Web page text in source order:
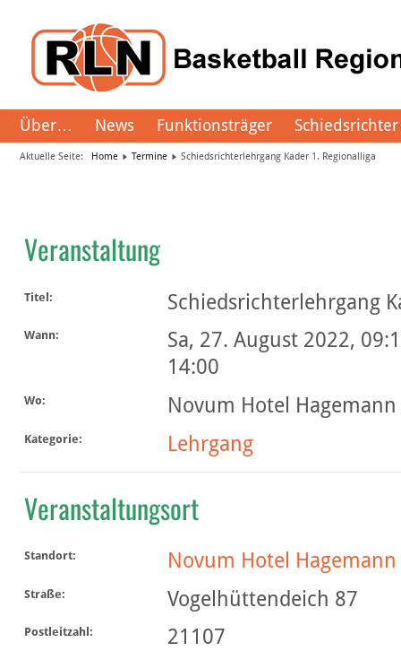
Über… News Funktionsträger Schiedsrichter
Aktuelle Seite: Home Termine Schiedsrichterlehrgang Kader 1. Regionalliga
Veranstaltung
Titel: Schiedsrichterlehrgang
Wann: Sa, 27. August 2022,
14:00
Wo: Novum Hotel
Kategorie: Lehrgang
Veranstaltungsort
Standort: Novum Hotel Hagemann
Straße: Vogelhüttendeich 87
Postleitzahl: 21107